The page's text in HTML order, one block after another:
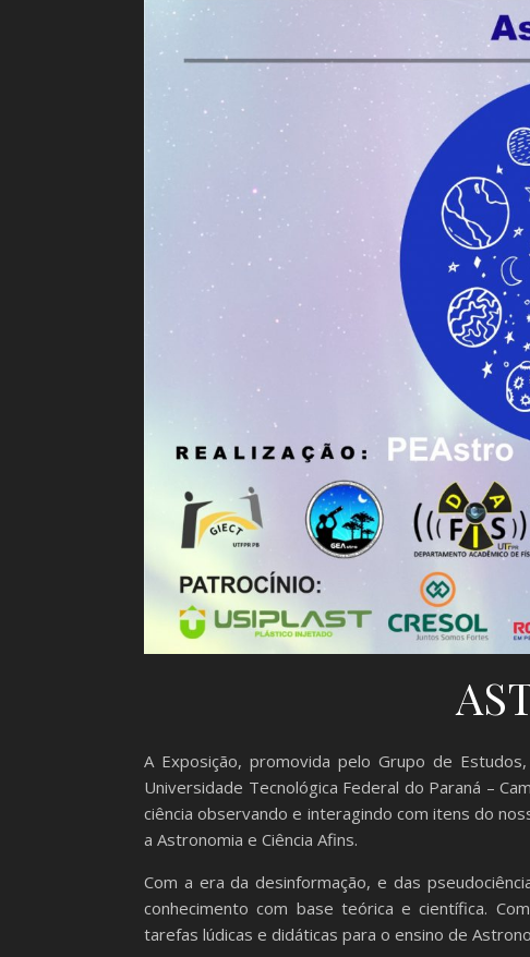
A Exposição, promovida pelo Grupo de
Universidade Tecnológica Federal do Paraná –
ciência observando e interagindo com itens do
a Astronomia e Ciência Afins.
Com a era da desinformação, e das
conhecimento com base teórica e científica.
tarefas lúdicas e didáticas para o ensino de